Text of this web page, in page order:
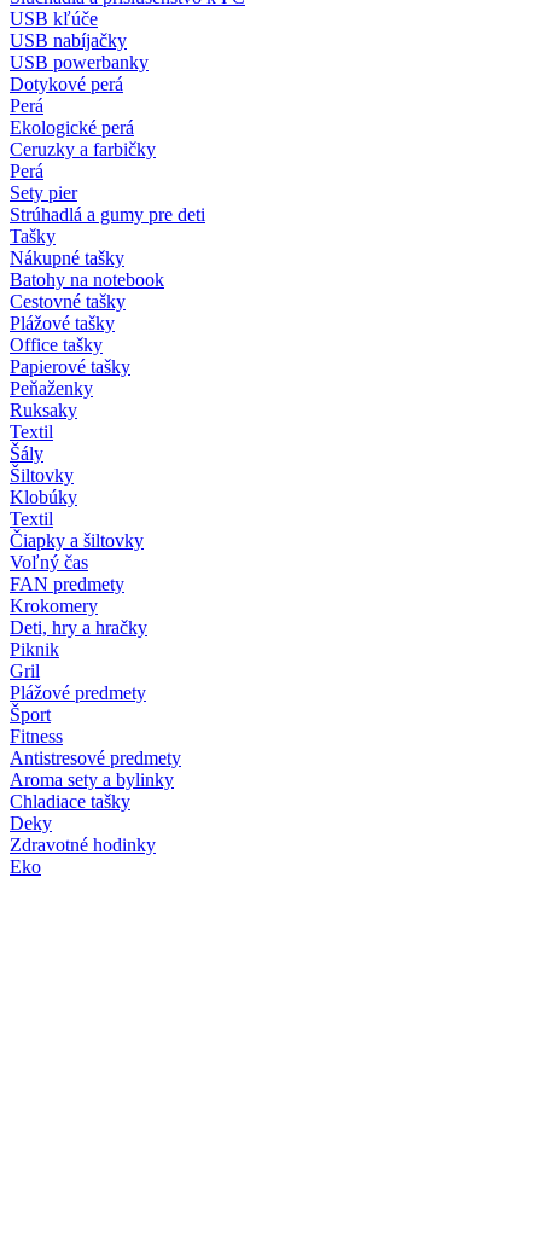
USB kľúče
USB nabíjačky
USB powerbanky
Dotykové perá
Perá
Ekologické perá
Ceruzky a farbičky
Perá
Sety pier
Strúhadlá a gumy pre deti
Tašky
Nákupné tašky
Batohy na notebook
Cestovné tašky
Plážové tašky
Office tašky
Papierové tašky
Peňaženky
Ruksaky
Textil
Šály
Šiltovky
Klobúky
Textil
Čiapky a šiltovky
Voľný čas
FAN predmety
Krokomery
Deti, hry a hračky
Piknik
Gril
Plážové predmety
Šport
Fitness
Antistresové predmety
Aroma sety a bylinky
Chladiace tašky
Deky
Zdravotné hodinky
Eko